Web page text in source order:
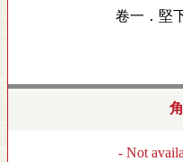
卷一．堅
- Not